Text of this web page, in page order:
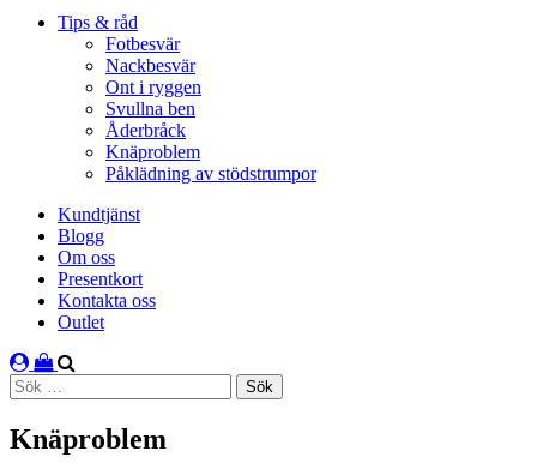
Tips & råd
Fotbesvär
Nackbesvär
Ont i ryggen
Svullna ben
Åderbråck
Knäproblem
Påklädning av stödstrumpor
Kundtjänst
Blogg
Om oss
Presentkort
Kontakta oss
Outlet
Sök
efter:
Knäproblem